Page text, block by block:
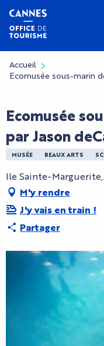
Aller
contenu
principal
Accueil
Ecomusée sous-marin
Ecomusée
par Jason
MUSÉE BEAUX ARTS
Ile Sainte-
M'y rendre
J'y vais en train !
Partager